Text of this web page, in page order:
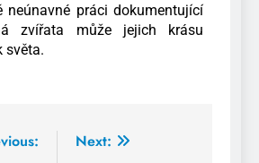
neúnavné práci dokumentující
zvířata může jejich krásu
světa.
Next: